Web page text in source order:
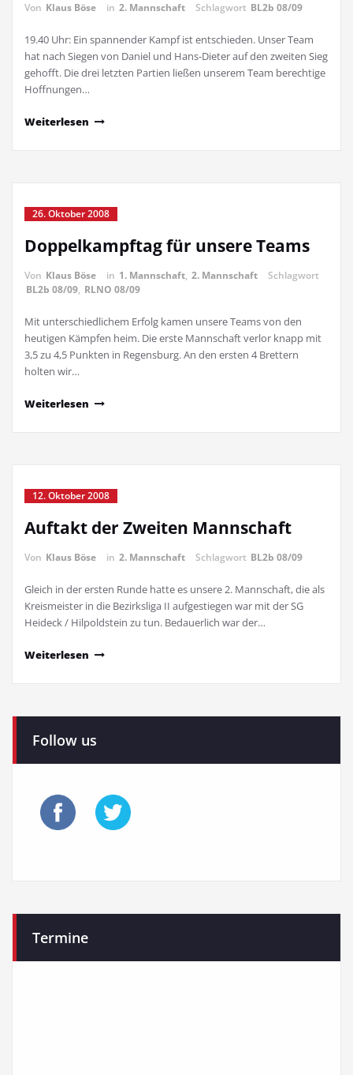
Von Klaus Böse in 2. Mannschaft Schlagwort BL2b 08/09
19.40 Uhr: Ein spannender Kampf ist entschieden. Unser Team
hat nach Siegen von Daniel und Hans-Dieter auf den zweiten Sieg
gehofft. Die drei letzten Partien ließen unserem Team berechtige
Hoffnungen…
Weiterlesen
26. Oktober 2008
Doppelkampftag für unsere Teams
Von Klaus Böse in 1. Mannschaft, 2. Mannschaft
Schlagwort
BL2b 08/09, RLNO 08/09
Mit unterschiedlichem Erfolg kamen unsere Teams von den
heutigen Kämpfen heim. Die erste Mannschaft verlor knapp mit
3,5 zu 4,5 Punkten in Regensburg. An den ersten 4 Brettern
holten wir…
Weiterlesen
12. Oktober 2008
Auftakt der Zweiten Mannschaft
Von Klaus Böse in 2. Mannschaft Schlagwort BL2b 08/09
Gleich in der ersten Runde hatte es unsere 2. Mannschaft, die als
Kreismeister in die Bezirksliga II aufgestiegen war mit der SG
Heideck / Hilpoldstein zu tun. Bedauerlich war der…
Weiterlesen
Follow us
Termine